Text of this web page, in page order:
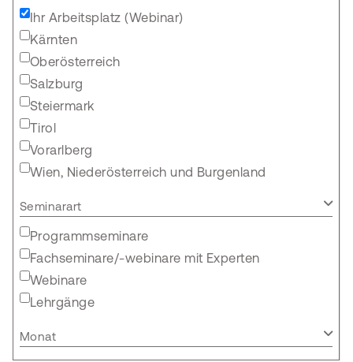
Ihr Arbeitsplatz (Webinar)
Kärnten
Oberösterreich
Salzburg
Steiermark
Tirol
Vorarlberg
Wien, Niederösterreich und Burgenland
Seminarart
Programmseminare
Fachseminare/-webinare mit Experten
Webinare
Lehrgänge
Monat